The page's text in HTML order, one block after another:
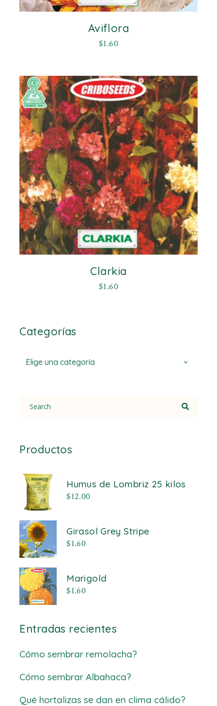
Aviflora
$1.60
Clarkia
$1.60
Categorías
Elige una categoría
for:
Productos
Humus de Lombriz 25 kilos
$12.00
Girasol Grey Stripe
$1.60
Marigold
$1.60
Entradas recientes
Cómo sembrar remolacha?
Cómo sembrar Albahaca?
Qué hortalizas se dan en clima cálido?